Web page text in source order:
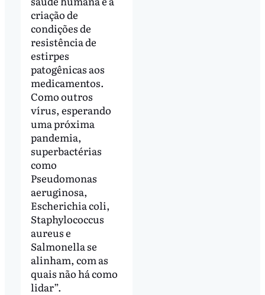
criação de
condições de
resistência de
estirpes
patogênicas aos
medicamentos.
Como outros
vírus, esperando
uma próxima
pandemia,
superbactérias
como
Pseudomonas
aeruginosa,
Escherichia coli,
Staphylococcus
aureus e
Salmonella se
alinham, com as
quais não há como
lidar”.